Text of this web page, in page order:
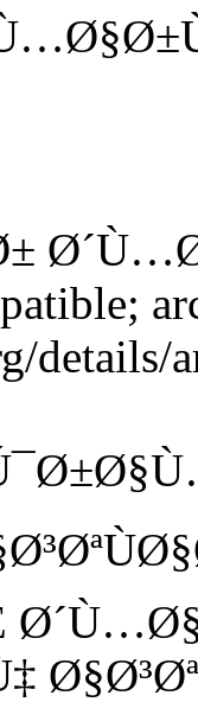
details/
Ø§Ø³Øª